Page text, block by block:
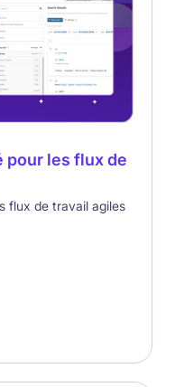
pour les flux de
flux de travail agiles